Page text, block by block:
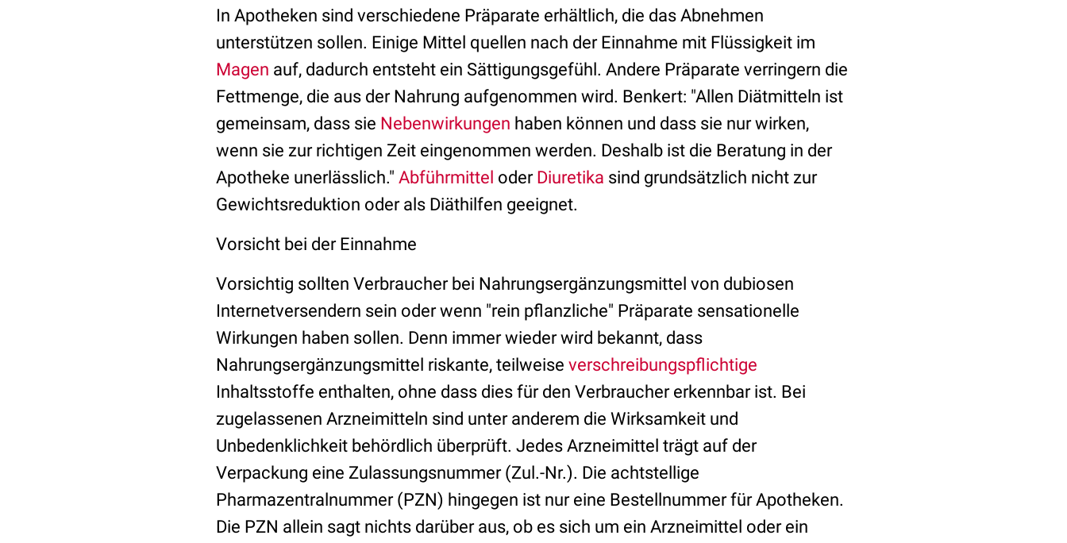
In Apotheken sind verschiedene Präparate erhältlich, die das Abnehmen
unterstützen sollen. Einige Mittel quellen nach der Einnahme mit Flüssigkeit im
Magen auf, dadurch entsteht ein Sättigungsgefühl. Andere Präparate verringern die
Fettmenge, die aus der Nahrung aufgenommen wird. Benkert: "Allen Diätmitteln ist
gemeinsam, dass sie Nebenwirkungen haben können und dass sie nur wirken,
wenn sie zur richtigen Zeit eingenommen werden. Deshalb ist die Beratung in der
Apotheke unerlässlich." Abführmittel oder Diuretika sind grundsätzlich nicht zur
Gewichtsreduktion oder als Diäthilfen geeignet.
Vorsicht bei der Einnahme
Vorsichtig sollten Verbraucher bei Nahrungsergänzungsmittel von dubiosen
Internetversendern sein oder wenn "rein pflanzliche" Präparate sensationelle
Wirkungen haben sollen. Denn immer wieder wird bekannt, dass
Nahrungsergänzungsmittel riskante, teilweise verschreibungspflichtige
Inhaltsstoffe enthalten, ohne dass dies für den Verbraucher erkennbar ist. Bei
zugelassenen Arzneimitteln sind unter anderem die Wirksamkeit und
Unbedenklichkeit behördlich überprüft. Jedes Arzneimittel trägt auf der
Verpackung eine Zulassungsnummer (Zul.-Nr.). Die achtstellige
Pharmazentralnummer (PZN) hingegen ist nur eine Bestellnummer für Apotheken.
Die PZN allein sagt nichts darüber aus, ob es sich um ein Arzneimittel oder ein